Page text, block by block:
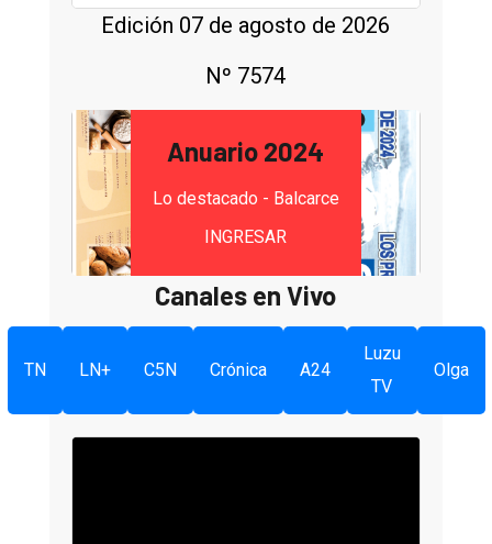
Edición 07 de agosto de 2026
Nº 7574
Anuario 2024
Lo destacado - Balcarce
INGRESAR
Canales en Vivo
TN LN+ C5N Crónica A24
Luzu
TV
Olga